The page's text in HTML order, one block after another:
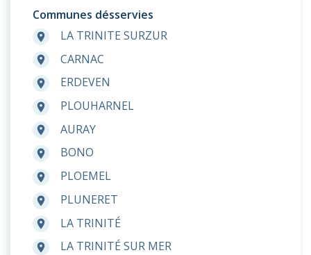
Communes désservies
room LA TRINITE SURZUR
room CARNAC
room ERDEVEN
room PLOUHARNEL
room AURAY
room BONO
room PLOEMEL
room PLUNERET
room LA TRINITÉ
room LA TRINITÉ SUR MER